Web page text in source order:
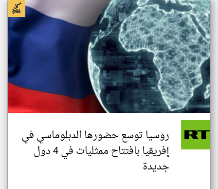
روسيا توسع حضورها الدبلوماسي في
إفريقيا بافتتاح ممثليات في 4 دول
جديدة